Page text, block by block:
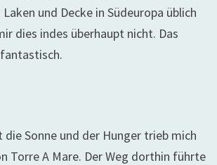
und Decke in Südeuropa üblich
dies indes überhaupt nicht. Das
die Sonne und der Hunger trieb mich
Torre A Mare. Der Weg dorthin führte